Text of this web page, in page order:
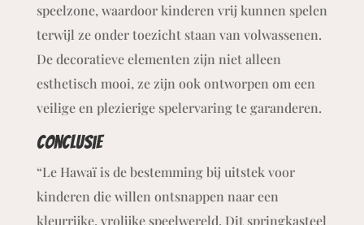
speelzone, waardoor kinderen vrij kunnen spelen
terwijl ze onder toezicht staan van volwassenen.
De decoratieve elementen zijn niet alleen
esthetisch mooi, ze zijn ook ontworpen om een
veilige en plezierige spelervaring te garanderen.
Conclusie
“Le Hawaï is de bestemming bij uitstek voor
kinderen die willen ontsnappen naar een
kleurrijke, vrolijke speelwereld. Dit springkasteel